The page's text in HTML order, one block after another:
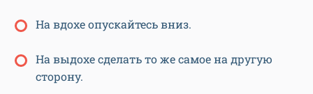
На вдохе опускайтесь вниз.
На выдохе сделать то же самое на другую
сторону.